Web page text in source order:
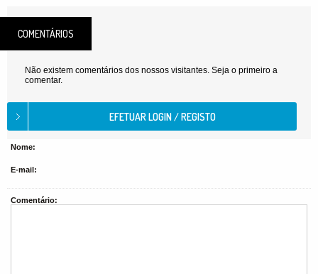
COMENTÁRIOS
Não existem comentários dos nossos visitantes. Seja o primeiro a
comentar.
Nome:
E-mail:
Comentário: